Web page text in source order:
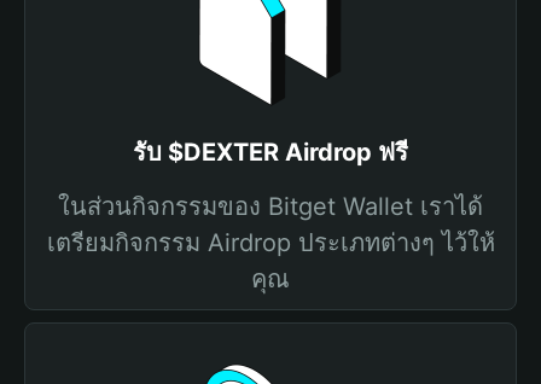
รับ $DEXTER Airdrop ฟรี
ในส่วนกิจกรรมของ Bitget Wallet เราได้
เตรียมกิจกรรม Airdrop ประเภทต่างๆ ไว้ให้
คุณ